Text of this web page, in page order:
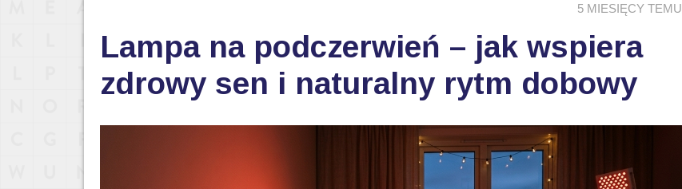
5 MIESIĘCY TEMU
Lampa na podczerwień – jak wspiera
zdrowy sen i naturalny rytm dobowy